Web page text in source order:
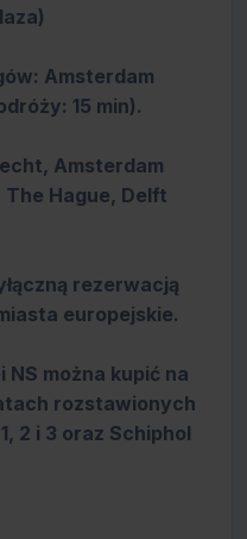
Amsterdam
15 min).
Amsterdam
Hague, Delft
rezerwacją
europejskie.
można kupić na
rozstawionych
2 i 3 oraz Schiphol